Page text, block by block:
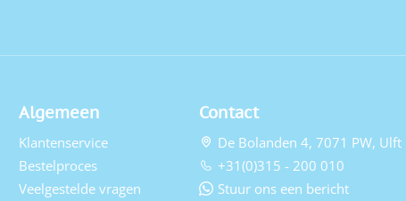
Algemeen
Klantenservice
Bestelproces
Veelgestelde vragen
Contact
De Bolanden 4, 7071 PW, Ulft
+31(0)315 - 200 010
Stuur ons een bericht